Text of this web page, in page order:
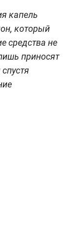
капель
который
средства не
приносят